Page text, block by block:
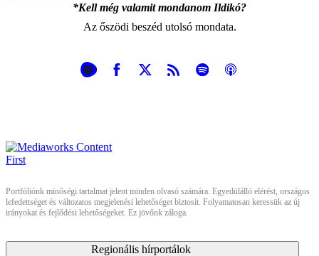
*Kell még valamit mondanom Ildikó?
Az őszödi beszéd utolsó mondata.
Portfóliónk minőségi tartalmat jelent minden olvasó számára. Egyedülálló elérést, országos
lefedettséget és változatos megjelenési lehetőséget biztosít. Folyamatosan keressük az új
irányokat és fejlődési lehetőségeket. Ez jövőnk záloga.
Regionális hírportálok